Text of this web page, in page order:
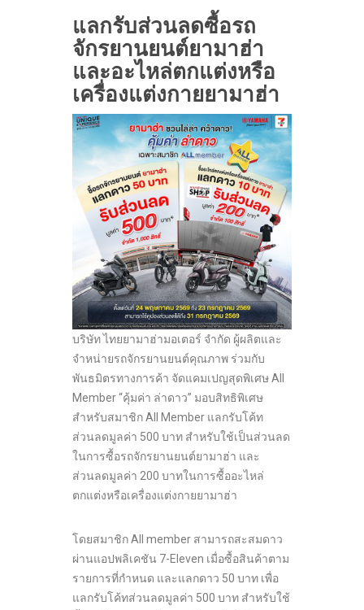
แลกรับส่วนลดซื้อรถ
จักรยานยนต์ยามาฮ่า
และอะไหล่ตกแต่งหรือ
เครื่องแต่งกายยามาฮ่า
บริษัท ไทยยามาฮ่ามอเตอร์ จำกัด ผู้ผลิตและ
จำหน่ายรถจักรยานยนต์คุณภาพ ร่วมกับ
พันธมิตรทางการค้า จัดแคมเปญสุดพิเศษ All
Member “คุ้มค่า ล่าดาว” มอบสิทธิพิเศษ
สำหรับสมาชิก All Member แลกรับโค้ท
ส่วนลดมูลค่า 500 บาท สำหรับใช้เป็นส่วนลด
ในการซื้อรถจักรยานยนต์ยามาฮ่า และ
ส่วนลดมูลค่า 200 บาทในการซื้ออะไหล่
ตกแต่งหรือเครื่องแต่งกายยามาฮ่า
โดยสมาชิก All member สามารถสะสมดาว
ผ่านแอปพลิเคชัน 7-Eleven เมื่อซื้อสินค้าตาม
รายการที่กำหนด และแลกดาว 50 บาท เพื่อ
แลกรับโค้ทส่วนลดมูลค่า 500 บาท สำหรับใช้